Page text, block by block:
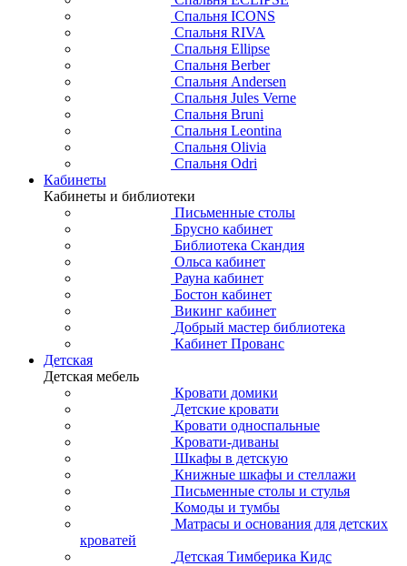
Спальня ICONS
Спальня RIVA
Спальня Ellipse
Спальня Berber
Спальня Andersen
Спальня Jules Verne
Спальня Bruni
Спальня Leontina
Спальня Olivia
Спальня Odri
Кабинеты
Кабинеты и библиотеки
Письменные столы
Брусно кабинет
Библиотека Скандия
Ольса кабинет
Рауна кабинет
Бостон кабинет
Викинг кабинет
Добрый мастер библиотека
Кабинет Прованс
Детская
Детская мебель
Кровати домики
Детские кровати
Кровати односпальные
Кровати-диваны
Шкафы в детскую
Книжные шкафы и стеллажи
Письменные столы и стулья
Комоды и тумбы
Матрасы и основания для детских
кроватей
Детская Тимберика Кидс